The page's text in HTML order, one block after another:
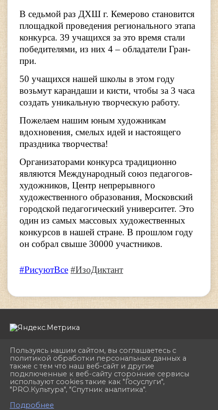
В седьмой раз ДХШ г. Кемерово становится
площадкой проведения регионального этапа
конкурса. 39 учащихся за это время стали
победителями, из них 4 – обладатели Гран-
при.
50 учащихся нашей школы в этом году
возьмут карандаши и кисти, чтобы за 3 часа
создать уникальную творческую работу.
Пожелаем нашим юным художникам
вдохновения, смелых идей и настоящего
праздника творчества!
Организаторами конкурса традиционно
являются Международный союз педагогов-
художников, Центр непрерывного
художественного образования, Московский
городской педагогический университет. Это
один из самых массовых художественных
конкурсов в нашей стране. В прошлом году
он собрал свыше 30000 участников.
#РисуютВсе #ИзоДиктант
2026 г. dhshkemerovo.ru
Вход
Карта сайта
Политика обработки персональных данных
Пользуясь нашим сайтом, вы соглашаетесь с
политикой обработки персональных данных а
также с тем что наш веб-сайт и другие
подключенные к веб-сайту сторонние сервисы
используют cookies такие как "Госуслуги",
"PRO.Культура", "Спутник аналитика".
Подробнее